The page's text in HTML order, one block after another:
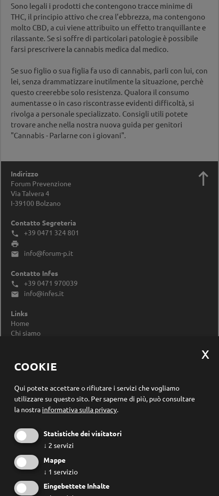
Sono legali i prodotti che contengono tracce minime di
THC, il principio attivo che crea l’ebbrezza, ma contengono
molto CBD, a cui viene attribuito un effetto tranquillante e
rilassante. Se si soffre di particolari patologie è possibile
farsi prescrivere la cannabis medica dal medico.
Se suo figlio o sua figlia fa uso di cannabis, parli con lui, con
lei, senza drammatizzare inutilmente la situazione, perchè
questo creerebbe solo resistenza. Qualora il consumo
aumentasse o in caso riscontrasse evidenti difficoltà, si
rivolga a personale specializzato. Consigli utili potete
trovare anche nella nostra nuova guida per genitori
"Cannabis - Parlarne con i giovani".
Indirizzo
Forum Prevenzione
Via Talvera 4
I-39100 Bolzano
Contatto Segreteria
 +39 0471 324 801


info@forum-p.it
Contatto Infes
 +39 0471 970039
 info@infes.it
Links
Home
Chi siamo
Modificare le impostazioni dei cookie

Registrazione newsletter
COOKIE
Qui potete accettare o rifiutare i servizi che vogliamo
utilizzare su questo sito. Per saperne di più, può consultare
la nostra informativa sulla privacy.
Statistiche dei visitatori
↓ 2 servizi
Mappe
↓ 1 servizio
Eingebettete Inhalte